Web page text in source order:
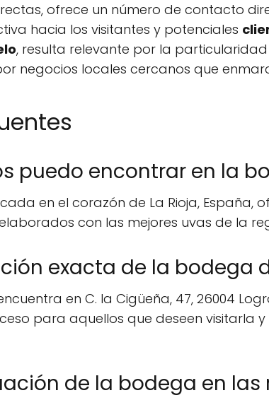
ofrece un número de contacto
hacia los visitantes y potenciales
, resulta relevante por la
negocios locales cercanos que
puedo encontrar en la
en el corazón de La Rioja, España,
con las mejores uvas de la
exacta de la bodega
en C. la Cigüeña, 47, 26004
para aquellos que deseen visitarla
de la bodega en las